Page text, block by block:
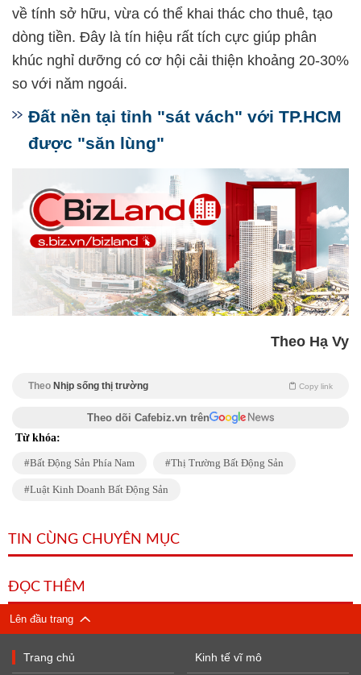
về tính sở hữu, vừa có thể khai thác cho thuê, tạo
dòng tiền. Đây là tín hiệu rất tích cực giúp phân
khúc nghỉ dưỡng có cơ hội cải thiện khoảng 20-30%
so với năm ngoái.
Đất nền tại tỉnh "sát vách" với TP.HCM
được "săn lùng"
Theo Hạ Vy
Theo Nhịp sống thị trường Copy link
Theo dõi Cafebiz.vn trên
Từ khóa:
Bất Động Sản Phía Nam Thị Trường Bất Động Sản
Luật Kinh Doanh Bất Động Sản
TIN CÙNG CHUYÊN MỤC
ĐỌC THÊM
Lên đầu trang
Trang chủ Kinh tế vĩ mô